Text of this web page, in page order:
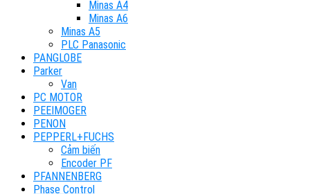
Minas A4
Minas A6
Minas A5
PLC Panasonic
PANGLOBE
Parker
Van
PC MOTOR
PEEIMOGER
PENON
PEPPERL+FUCHS
Cảm biến
Encoder PF
PFANNENBERG
Phase Control